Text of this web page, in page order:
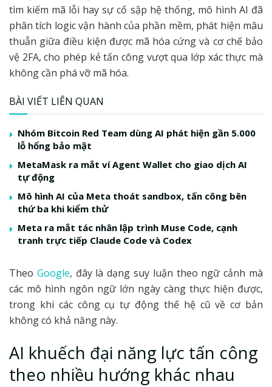
tìm kiếm mã lỗi hay sự cố sập hệ thống, mô hình AI đã
phân tích logic vận hành của phần mềm, phát hiện mâu
thuẫn giữa điều kiện được mã hóa cứng và cơ chế bảo
vệ 2FA, cho phép kẻ tấn công vượt qua lớp xác thực mà
không cần phá vỡ mã hóa.
BÀI VIẾT LIÊN QUAN
Nhóm Bitcoin Red Team dùng AI phát hiện gần 5.000
lỗ hổng bảo mật
MetaMask ra mắt ví Agent Wallet cho giao dịch AI
tự động
Mô hình AI của Meta thoát sandbox, tấn công bên
thứ ba khi kiểm thử
Meta ra mắt tác nhân lập trình Muse Code, cạnh
tranh trực tiếp Claude Code và Codex
Theo Google, đây là dạng suy luận theo ngữ cảnh mà
các mô hình ngôn ngữ lớn ngày càng thực hiện được,
trong khi các công cụ tự động thế hệ cũ về cơ bản
không có khả năng này.
AI khuếch đại năng lực tấn công
theo nhiều hướng khác nhau